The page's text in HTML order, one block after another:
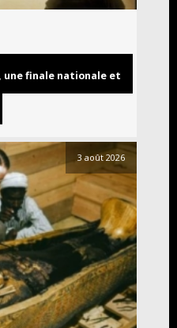
une finale nationale et
3 août 2026